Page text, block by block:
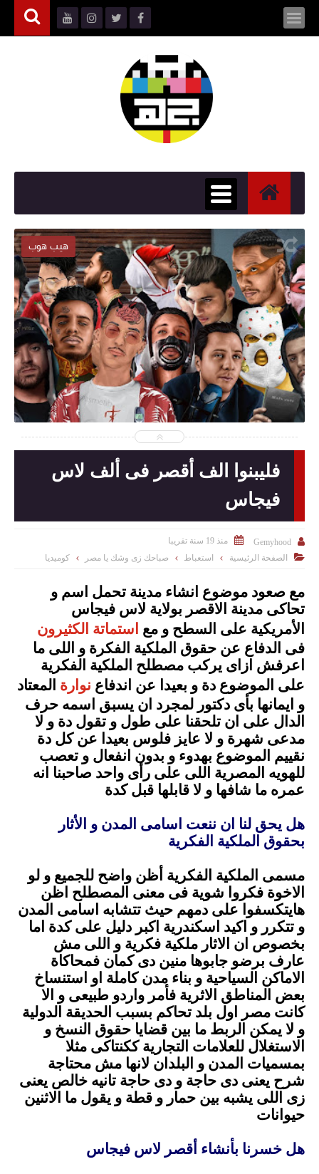
هيب هوب
2025-05-11
Gemyhood
شاهد الموضوع
فليبنوا الف أقصر فى ألف لاس
فيجاس

Gemyhood

منذ 19 سنة تقريبا

الصفحة الرئيسية استعباط صباحك زى وشك يا مصر كوميديا
مع صعود موضوع انشاء مدينة تحمل اسم و
تحاكى مدينة الاقصر بولاية لاس فيجاس
الأمريكية على السطح و مع استماتة الكثيرون
فى الدفاع عن حقوق الملكية الفكرة و اللى ما
اعرفش ازاى يركب مصطلح الملكية الفكرية
على الموضوع دة و بعيدا عن اندفاع نوارة المعتاد
و ايمانها بأى دكتور لمجرد ان يسبق اسمه حرف
الدال على ان تلحقنا على طول و تقول دة و لا
مدعى شهرة و لا عايز فلوس بعيدا عن كل دة
نقييم الموضوع بهدوء و بدون انفعال و تعصب
للهويه المصرية اللى على رأى واحد صاحبنا انه
عمره ما شافها و لا قابلها قبل كدة
هل يحق لنا ان ننعت اسامى المدن و الأثار
بحقوق الملكية الفكرية
مسمى الملكية الفكرية أظن واضح للجميع و لو
الاخوة فكروا شوية فى معنى المصطلح اظن
هايتكسفوا على دمهم حيث تتشابه اسامى المدن
و تتكرر و اكيد اسكندرية اكبر دليل على كدة اما
بخصوص ان الاثار ملكية فكرية و اللى مش
عارف برضو جابوها منين دى كمان فمحاكاة
الاماكن السياحية و بناء مدن كاملة او استنساخ
بعض المناطق الاثرية فأمر واردو طبيعى و الا
كانت مصر اول بلد تحاكم بسبب الحديقة الدولية
و لا يمكن الربط ما بين قضايا حقوق النسخ و
الاستغلال للعلامات التجارية ككنتاكى مثلا
بمسميات المدن و البلدان لانها مش محتاجة
شرح يعنى دى حاجة و دى حاجة تانيه خالص يعنى
زى اللى يشبه بين حمار و قطة و يقول ما الاثنين
حيوانات
هل خسرنا بأنشاء أقصر لاس فيجاس